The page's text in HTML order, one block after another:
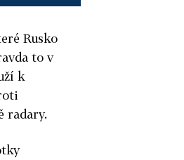
Rusko
to v
k
radary.